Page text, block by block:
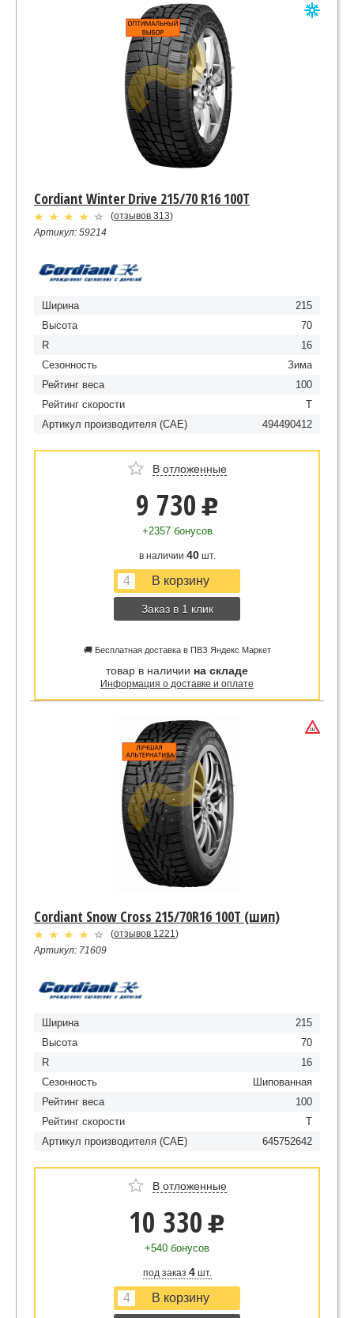
Cordiant Winter Drive 215/70 R16 100T
(отзывов 313)
Артикул: 59214
Ширина
215
Высота
70
R
16
Сезонность
Зима
Рейтинг веса
100
Рейтинг скорости
T
Артикул производителя (CAE)
494490412
В отложенные
9 730 u
+2357 бонусов
в наличии 40шт.
Заказ в 1 клик
🚚 Бесплатная доставка в ПВЗ Яндекс Маркет
товар в наличии на складе
Информация о доставке и оплате
Cordiant Snow Cross 215/70R16 100T (шип)
(отзывов 1221 )
Артикул: 71609
Ширина
215
Высота
70
R
16
Сезонность
Шипованная
Рейтинг веса
100
Рейтинг скорости
T
Артикул производителя (CAE)
645752642
В отложенные
10 330 u
+540 бонусов
под заказ 4шт.